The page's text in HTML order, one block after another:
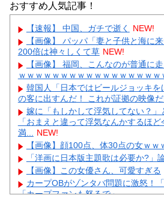
おすすめ人気記事！
【速報】 中国、ガチで逝く
NEW!
【画像】 パッパ「妻と子供と海に
200倍は神々しくて草 NEW!
【画像】 福岡、こんなのが普通に
ｗｗｗｗｗｗｗｗｗｗｗｗｗｗｗｗｗ
韓国人「日本ではビールジョッキ
の客に出すんだ！ これが証拠の映像
嫁に「もしかして浮気してない？
「おまえと違って浮気なんかするほ
満... NEW!
【画像】顔100点、体30点の女ｗｗ
「洋画に日本版主題歌は必要か?」
【画像】この女優さん、可愛すぎる
カープOBがゾンタバ問題に激怒！
「カープファンも怒るで」